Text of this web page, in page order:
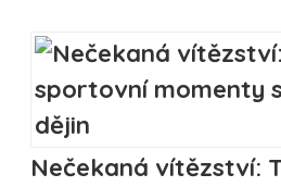
Nečekaná vítězství: